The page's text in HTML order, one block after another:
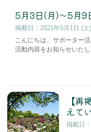
5月3日(月)～5月9
掲載日： 2021年5月1日 (土)
こんにちは、サポーター
活動内容をお知らせいた
【
えて
掲載日：